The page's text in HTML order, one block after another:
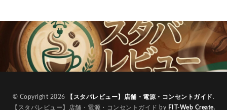
© Copyright 2026 【スタバレビュー】店舗・電源・コンセントガイド.
【スタバレビュー】店舗・電源・コンセントガイド by FIT-Web Create.